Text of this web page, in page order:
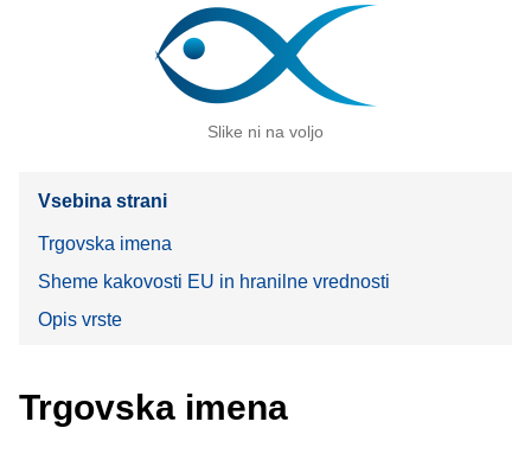
Slike ni na voljo
Vsebina strani
Trgovska imena
Sheme kakovosti EU in hranilne vrednosti
Opis vrste
Trgovska imena